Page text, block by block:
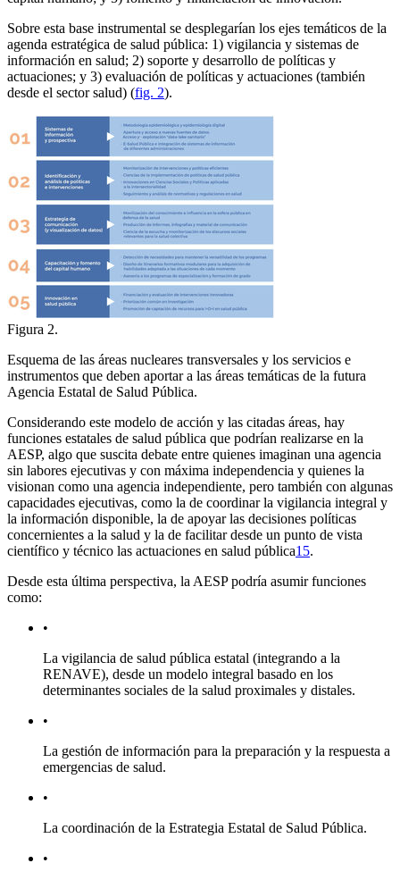
Sobre esta base instrumental se desplegarían los ejes temáticos de la
agenda estratégica de salud pública: 1) vigilancia y sistemas de
información en salud; 2) soporte y desarrollo de políticas y
actuaciones; y 3) evaluación de políticas y actuaciones (también
desde el sector salud) (fig. 2).
Figura 2.
Esquema de las áreas nucleares transversales y los servicios e
instrumentos que deben aportar a las áreas temáticas de la futura
Agencia Estatal de Salud Pública.
Considerando este modelo de acción y las citadas áreas, hay
funciones estatales de salud pública que podrían realizarse en la
AESP, algo que suscita debate entre quienes imaginan una agencia
sin labores ejecutivas y con máxima independencia y quienes la
visionan como una agencia independiente, pero también con algunas
capacidades ejecutivas, como la de coordinar la vigilancia integral y
la información disponible, la de apoyar las decisiones políticas
concernientes a la salud y la de facilitar desde un punto de vista
científico y técnico las actuaciones en salud pública15.
Desde esta última perspectiva, la AESP podría asumir funciones
como:
•
La vigilancia de salud pública estatal (integrando a la
RENAVE), desde un modelo integral basado en los
determinantes sociales de la salud proximales y distales.
•
La gestión de información para la preparación y la respuesta a
emergencias de salud.
•
La coordinación de la Estrategia Estatal de Salud Pública.
•